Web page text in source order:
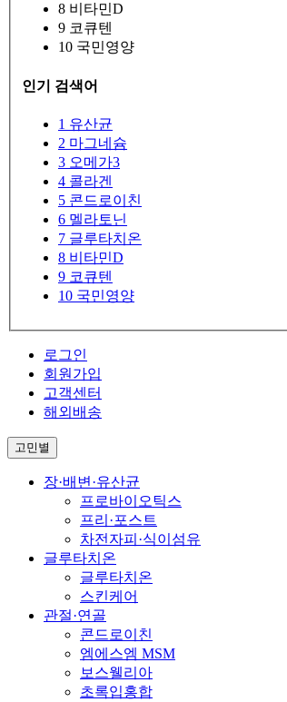
8 비타민D
9 코큐텐
10 국민영양
인기 검색어
1 유산균
2 마그네슘
3 오메가3
4 콜라겐
5 콘드로이친
6 멜라토닌
7 글루타치온
8 비타민D
9 코큐텐
10 국민영양
로그인
회원가입
고객센터
해외배송
고민별
장·배변·유산균
프로바이오틱스
프리·포스트
차전자피·식이섬유
글루타치온
글루타치온
스킨케어
관절·연골
콘드로이친
엠에스엠 MSM
보스웰리아
초록입홍합